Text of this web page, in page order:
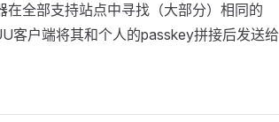
全部支持站点中寻找（大部分）相同的
客户端将其和个人的passkey拼接后发送给